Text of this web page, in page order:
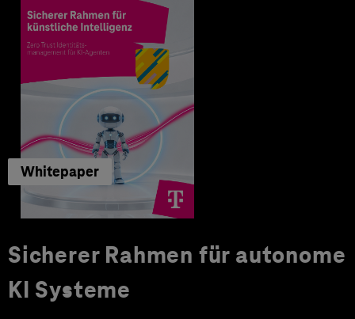
Whitepaper
Sicherer Rahmen für autonome
KI Systeme